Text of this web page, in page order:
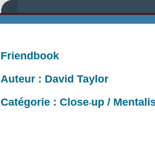
Friendbook
Auteur : David Taylor
Catégorie : Close-up /